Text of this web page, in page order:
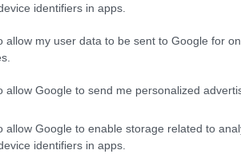
identifiers in apps.
allow my user data to be sent to Google for
allow Google to send me personalized
allow Google to enable storage related to
identifiers in apps.
součástí přední světové
nabezky.neta ostatních
SC Play a SC MyPages.